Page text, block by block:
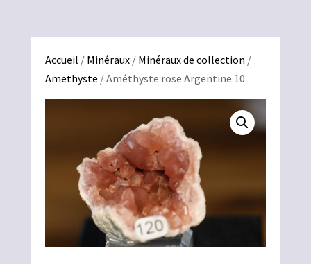
Accueil / Minéraux/ Minéraux de collection /
Amethyste / Améthyste rose Argentine 10